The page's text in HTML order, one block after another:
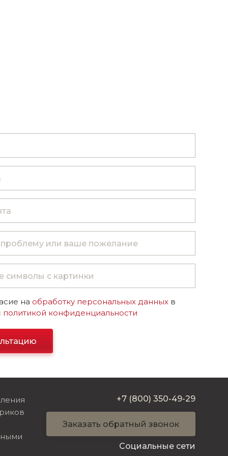
на обработку персональных данных в
политикой конфиденциальности
+7 (800) 350-49-29
Заказать обратный звонок
Социальные сети